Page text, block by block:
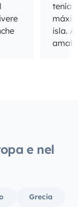
tenía
isla. Además, Raimundo ha sido súper
e nel
Grecia